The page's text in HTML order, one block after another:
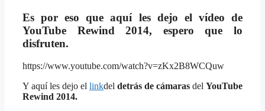
Es por eso que aquí les dejo el vídeo de
YouTube Rewind 2014, espero que lo
disfruten.
https://www.youtube.com/watch?v=zKx2B8WCQuw
Y aquí les dejo el linkdel detrás de cámaras del YouTube
Rewind 2014.